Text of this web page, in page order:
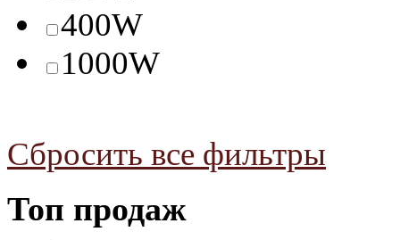
400W
1000W
Сбросить все фильтры
Топ продаж